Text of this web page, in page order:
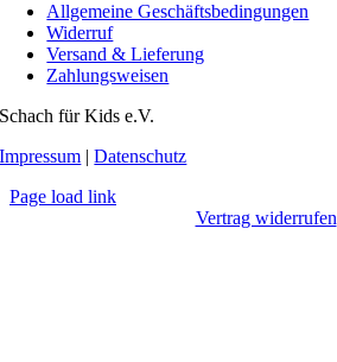
Allgemeine Geschäftsbedingungen
Widerruf
Versand & Lieferung
Zahlungsweisen
Schach für Kids e.V.
Impressum |Datenschutz
Page load link
Vertrag widerrufen